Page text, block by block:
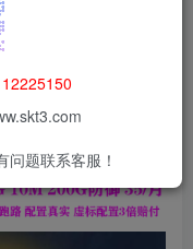
业运营与违法、侵权
问题联系客服！